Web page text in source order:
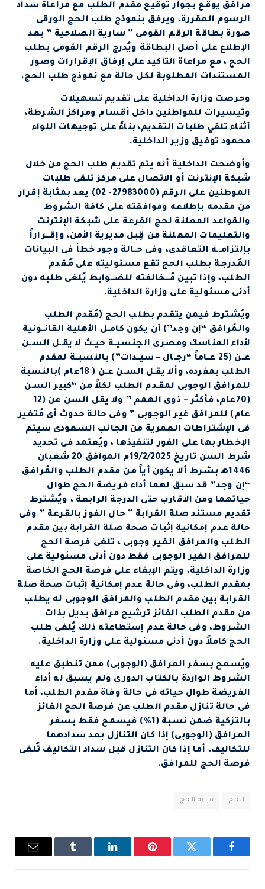
مرافق يوقع بجوار توقيع مقدم الطلب مع مراعاة سداد
الرسوم المقررة، ويرفق بنموذج طلب الحج الورقى
صورة بطاقة الرقم القومى ” سارية الصلاحية ” بعد
الإطلاع على أصل البطاقة ويُدرج الرقم القومى بطلب
الحج ، مع مراعاة التأكيد على إرفاق الإقرارات وصور
المستندات المطلوبة لكل حالة مع نموذج طلب الحج.
وحرصت وزارة الداخلية على تقديم تسهيلات
وتيسيرات للمواطنين داخل أقسام ومراكز الشرطة،
أثناء تلقي طلبات التقديم، بناءً على توجيهات اللواء
محمود توفيق وزير الداخلية.
وأوضحت الداخلية أنه يتم تقديم طلب الحج من خلال
شبكة الإنترنت أو الاتصال على مركز تلقى طلبات
الموطنين على الرقم (27983000- 02) يعد بمثابة إقرار
من مقدمه بإطلاعه وموافقته على كافة الشروط
والقواعد المعلنة لحج القرعة على شبكة الإنترنت
والتعليمات المعلنة من قِبل مديرية الأمن، وإقـــراراً
بإلتزامـــه التعاقدى، وفى حــالة وجود خطأ فى البيانات
المُدرجـة بطلب الحج تقع مسـئوليته على مُـقدم
الطلب، وإذا تبين مُـــخالفته للضـــوابط يُلغى طلبه دون
أدنى مسئولية على وزارة الداخلية.
ويُشترط فيمن يتقدم بطلب الحج (مُقدم الطلب
والمُرافق “إن وجد”) أن يكون كامــل الأهلية القانــونية
لأداء المناسك ومصرى الجنسيــة حيــث لا يقــل الســن
عــن (25 عــاماً “رجــال – سيــدات”) بالنسبــة لمقدم
الطلب بمفرده، وألا يقـل الســن عــن ( 18عام )بالنسبة
للمرافق الوجوبى لمقـدم الطلب لكلاً من “كبير السـن
(70عام، فأكثر – ذوى الهمم ” ولا يقل السن عن (12
عام) للمرافق غير الوجوبى ” وفى حالة حدوث أى مُتغير
فى الإشتراطات العمرية من الجانب السعودى سيتم
الإخطار بها على الفور لتنفيذها ، ويُعتمد فى تحديد
شرط السن تاريخ 19/2/2025م الموافق 20 شعبان
1446هـ بشرط ألا يكون أياً مـن مقدم الطلب والمُرافق
“إن وجد” قد سبق لهما أداء فريضة الحج طوال
حياتهما ومن الأقارب حتى الدرجة الرابعة ، ويُشترط
تقديم مستند صلة القرابة ” حال الفوز بالقرعة ” وفى
حالة عدم إمكانية إثبات صحة صلة القرابة بين مقدم
الطلب والمرافق الغير وجوبى ، تلغى فرصة الحج
للمرافق الغير الوجوبى فقط دون أدنى مسئولية على
وزارة الداخلية، ويتم الإبقاء على فرصة الحج الخاصة
بمقدم الطلب، وفى حالة عدم إمكانية إثبات صحة صلة
القرابة بين مقدم الطلب والمرافق الوجوبى له يطلب
من مقدم الطلب الفائز ترشيح مرافق بديل بذات
الشروط، وفى حالة عدم إستطاعته ذلك يُلغى طلب
الحج كاملاً دون أدنى مسئولية على وزارة الداخلية.
ويُسمح بسفر المرافق (الوجوبى) ممن تنطبق عليه
الشروط الواردة بالكتاب الدورى ولم يسبق له أداء
الفريضة طوال حياته فى حالة وفاة مقدم الطلب، أما
فى حالة تنازل مقدم الطلب عن فرصة الحج الفائز
بالتزكية ضمن نسبة (1%) فيسمح فقط بسفر
المرافق (الوجوبى) إذا كان التنازل بعد سدادهما
للتكاليف، أما إذا كان التنازل قبل سداد التكاليف تُلغى
فرصة الحج للمرافق.
الحج قرعة الحج
فيسبوك تويتر بينتيريستلينكدإن Tumblr
البريد